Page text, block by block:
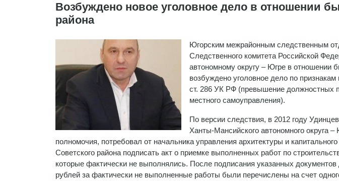
Возбуждено новое уголовное дело в отношении
района
Югорским межрайонным следственным
Следственного комитета Российской
автономному округу – Югре в отношении
возбуждено уголовное дело по
ст. 286 УК РФ (превышение должностных
местного самоуправления).
По версии следствия, в 2012 году
Ханты-Мансийского автономного округа
полномочия, потребовал от начальника управления архитектуры и
Советского района подписать акт о приемке выполненных работ по
которые фактически не выполнялись. После подписания указанных
рублей за фактически не выполненные работы были перечислены на счет